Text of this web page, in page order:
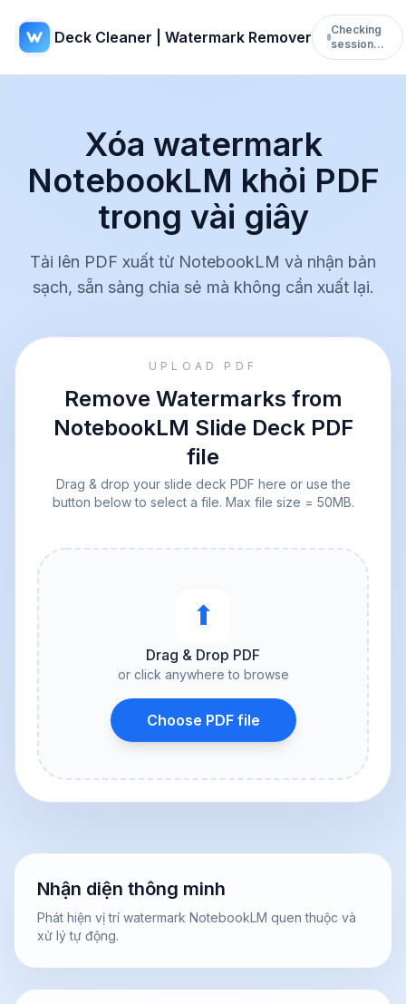
Deck Cleaner | Watermark Remover
Checking
session…
Xóa watermark
NotebookLM khỏi PDF
trong vài giây
Tải lên PDF xuất từ NotebookLM và nhận bản
sạch, sẵn sàng chia sẻ mà không cần xuất lại.
UPLOAD PDF
Remove Watermarks from
NotebookLM Slide Deck PDF
file
Drag & drop your slide deck PDF here or use the
button below to select a file. Max file size = 50MB.
⬆︎
Drag & Drop PDF
or click anywhere to browse
Choose PDF file
Nhận diện thông minh
Phát hiện vị trí watermark NotebookLM quen thuộc và
xử lý tự động.